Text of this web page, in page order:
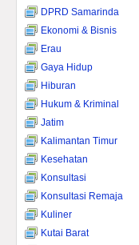
DPRD Samarinda
Ekonomi & Bisnis
Erau
Gaya Hidup
Hiburan
Hukum & Kriminal
Jatim
Kalimantan Timur
Kesehatan
Konsultasi
Konsultasi Remaja
Kuliner
Kutai Barat